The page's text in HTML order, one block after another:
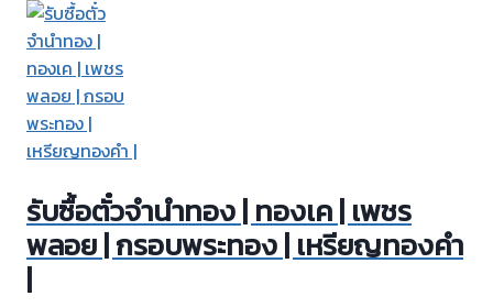
Skip
content
รับซื้อตั๋วจำนำทอง | ทองเค | เพชร
พลอย | กรอบพระทอง | เหรียญทองคำ
|